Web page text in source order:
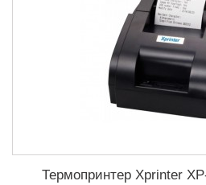
Термопринтер Xprinter